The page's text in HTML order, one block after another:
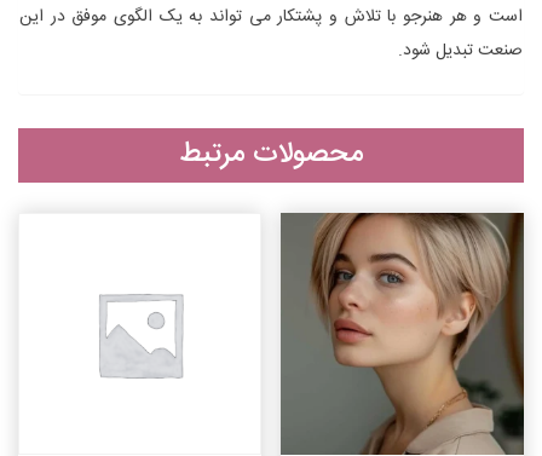
است و هر هنرجو با تلاش و پشتکار می‌ تواند به یک الگوی موفق در این
صنعت تبدیل شود.
محصولات مرتبط